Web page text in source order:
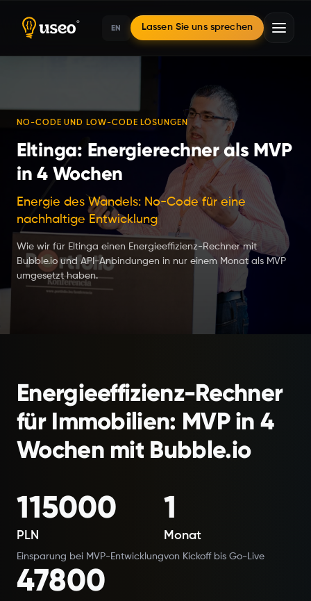
EN Lassen Sie uns sprechen
Startseite
Fallstudien
Eltinga: Energierechner als MVP in 4 Wochen
NO-CODE UND LOW-CODE LÖSUNGEN
Eltinga: Energierechner als MVP
in 4 Wochen
Energie des Wandels: No-Code für eine
nachhaltige Entwicklung
Wie wir für Eltinga einen Energieeffizienz-Rechner mit
Bubble.io und API-Anbindungen in nur einem Monat als MVP
umgesetzt haben.
Energieeffizienz-Rechner
für Immobilien: MVP in 4
Wochen mit Bubble.io
115000
PLN
Einsparung bei MVP-Entwicklung
1
Monat
von Kickoff bis Go-Live
47800